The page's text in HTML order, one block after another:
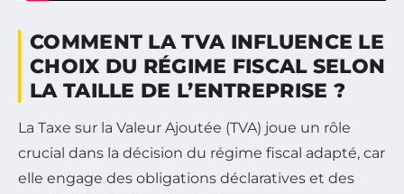
COMMENT LA TVA INFLUENCE LE
CHOIX DU RÉGIME FISCAL SELON
LA TAILLE DE L’ENTREPRISE ?
La Taxe sur la Valeur Ajoutée (TVA) joue un rôle
crucial dans la décision du régime fiscal adapté, car
elle engage des obligations déclaratives et des